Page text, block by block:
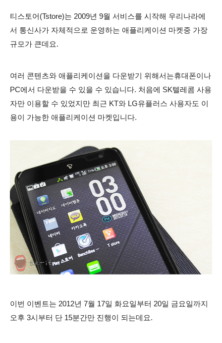
티스토어(Tstore)는 2009년 9월 서비스를 시작해 우리나라에
서 통신사가 자체적으로 운영하는 애플리케이션 마켓중 가장
규모가 큰데요.
여러 콘텐츠와 애플리케이션을 다운받기 위해서는휴대폰이나
PC에서 다운받을 수 있을 수 있습니다. 처음에 SK텔레콤 사용
자만 이용할 수 있었지만 최근 KT와 LG유플러스 사용자도 이
용이 가능한 애플리케이션 마켓입니다.
이번 이벤트는 2012년 7월 17일 화요일부터 20일 금요일까지
오후 3시부터 단 15분간만 진행이 되는데요.